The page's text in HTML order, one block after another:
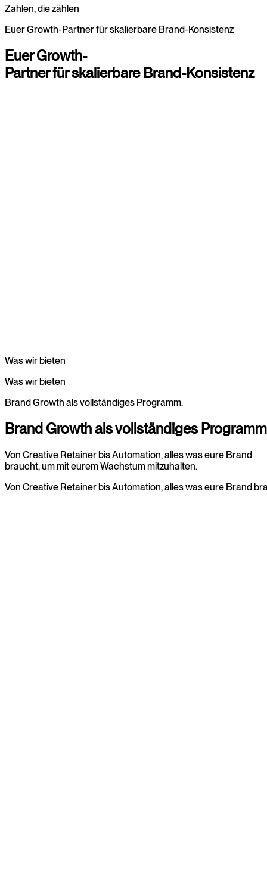
Zahlen,diezählen
Euer Growth-Partner für skalierbare Brand-Konsistenz
Euer Growth-
Partnerfürskalierbare Brand-Konsistenz
Was wir bieten
Waswir bieten
Brand Growth als vollständiges Programm.
Brand Growthalsvollständiges
Von Creative Retainer bis Automation, alles was eure Brand
braucht, um mit eurem Wachstum mitzuhalten.
Von Creative RetainerbisAutomation,alleswaseure Brand